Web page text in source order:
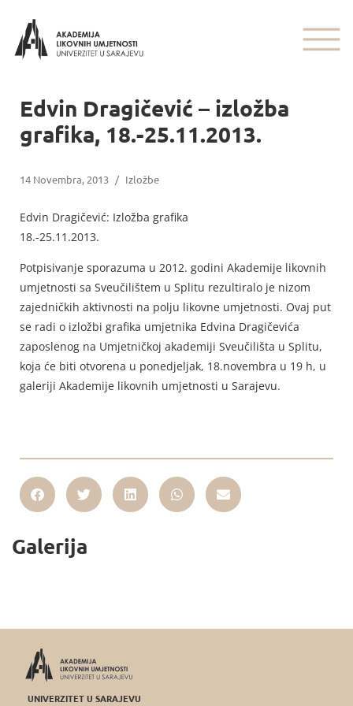
Edvin Dragičević – izložba
grafika, 18.-25.11.2013.
14 Novembra, 2013 / Izložbe
Edvin Dragičević: Izložba grafika
18.-25.11.2013.
Potpisivanje sporazuma u 2012. godini Akademije likovnih
umjetnosti sa Sveučilištem u Splitu rezultiralo je nizom
zajedničkih aktivnosti na polju likovne umjetnosti. Ovaj put
se radi o izložbi grafika umjetnika Edvina Dragičevića
zaposlenog na Umjetničkoj akademiji Sveučilišta u Splitu,
koja će biti otvorena u ponedjeljak, 18.novembra u 19 h, u
galeriji Akademije likovnih umjetnosti u Sarajevu.
Galerija
UNIVERZITET U SARAJEVU